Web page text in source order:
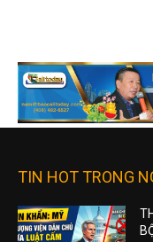
TIN HOT TRONG